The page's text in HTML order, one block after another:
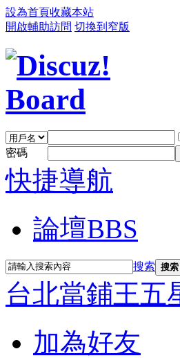
設為首頁收藏本站
開啟輔助訪問 切換到窄版
密碼
快捷導航
論壇BBS
搜索 搜索
台北當鋪王五
加為好友